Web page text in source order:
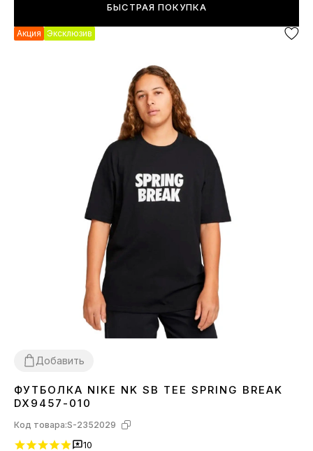
БЫСТРАЯ ПОКУПКА
Акция Эксклюзив
Добавить
S
ФУТБОЛКА NIKE NK SB TEE SPRING BREAK
DX9457-010
Код товара:S-2352029
10